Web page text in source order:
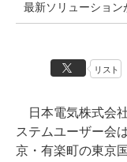
最新ソリューション
リスト
日本電気株式会
ステムユーザー会
京・有楽町の東京